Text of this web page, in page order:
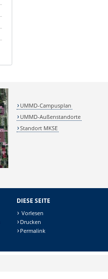
UMMD-Campusplan
UMMD-Außenstandorte
Standort MKSE
DIESE SEITE
Vorlesen
Drucken
Permalink